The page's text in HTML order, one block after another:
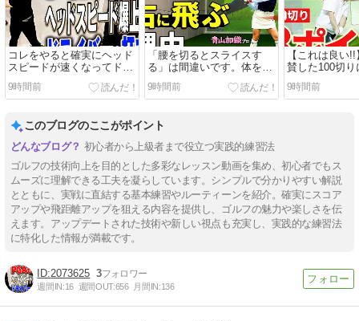
コレをやると確実にヘッド
スピードが速くなってドラ
イバーが飛ぶ！プロも実践
する”あるプログラム”をご
9時間前
「腰を切るとスライスす
る」は間違いです。体を速
く回しても球をつかまえる
コツ【ゴルファボ】
9時間前
【これは良い
賛した100切り
イント【佐伯
channel】
9時間前
このブログのここがポイント
初心者から上級者まで役立つ実践的練習法
ゴルフの技術向上を目的とした多彩なレッスン動画を集め、初心者でもス
ムーズに理解できる工夫を凝らしています。シンプルで分かりやすい解説
とともに、実戦に直結する基本練習やルーティーンを紹介。確実にスコア
アップや飛距離アップを狙える内容を提供し、ゴルフの魅力や楽しさを伝
えます。アップデートされた技術や新しい視点も充実し、実践的な練習法
に特化した情報が満載です。
2073625 3
週間IN:16 週間OUT:656 月間IN:136